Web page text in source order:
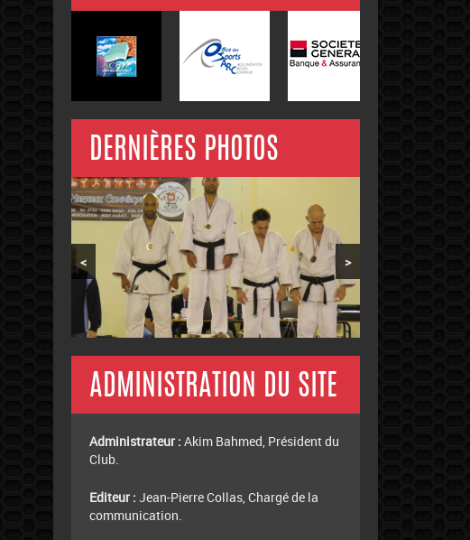
DERNIÈRES PHOTOS
< >
ADMINISTRATION DU SITE
Administrateur : Akim Bahmed, Président du
Club.
Editeur : Jean-Pierre Collas, Chargé de la
communication.